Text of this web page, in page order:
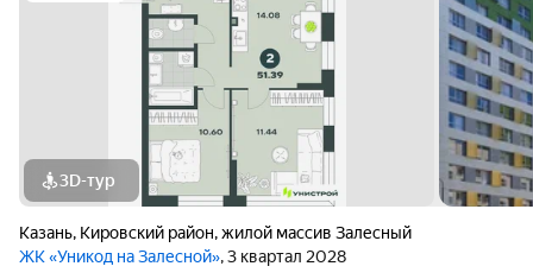
3D-тур
Казань, Кировский район,жилой массив Залесный
ЖК «Уникод на Залесной», 3 квартал 2028